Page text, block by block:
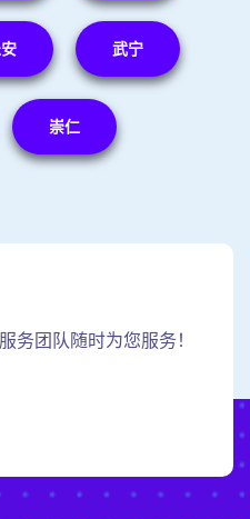
武宁
崇仁
务团队随时为您服务！